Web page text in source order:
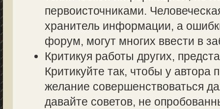
первоисточниками.
хранитель информации, а
форум, могут многих ввести в
Критикуя работы других,
Критикуйте так, чтобы у автора
желание совершенствоваться
давайте советов, не